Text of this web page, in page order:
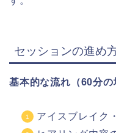
セッションの進め
基本的な流れ（60分の
アイスブレイク